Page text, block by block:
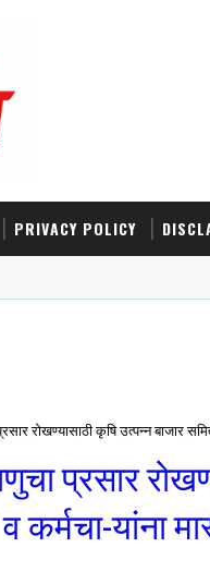
PRIVACY POLICY
रोखण्यासाठी कृषि उत्पन्न बाजार
प्रसार
कर्मचा-यांना